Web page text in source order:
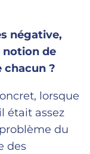
négative,
de
chacun ?
lorsque
était assez
du
des